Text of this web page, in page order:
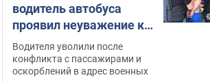
водитель автобуса
проявил неуважение к
украинским военным и
поплатился за это.
Видео
Водителя уволили после
конфликта с пассажирами и
оскорблений в адрес военных